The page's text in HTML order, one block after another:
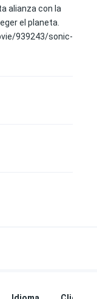
alianza con la
el planeta.
939243/sonic-